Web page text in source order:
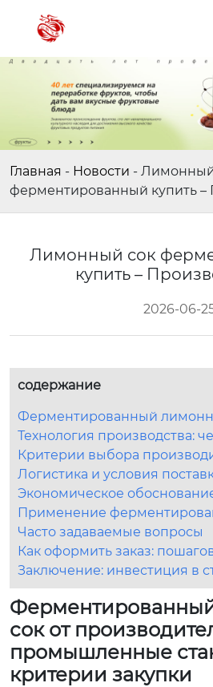
Главная - Новости -
ферментированный купить –
Лимонный сок
купить –
2026-06-
содержание
Ферментированный
Технология производства:
Критерии выбора
Логистика и условия
Экономическое
Применение
Часто задаваемые вопросы
Как оформить заказ:
Заключение: инвестиция в
сок от
промышленные
критерии закупки